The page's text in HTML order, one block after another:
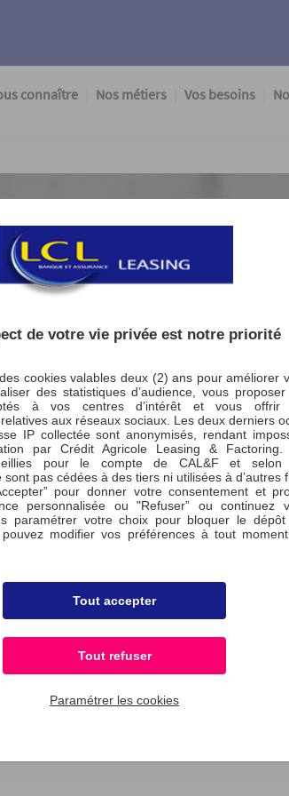
connaître Nos métiers Vos besoins
de votre vie privée est notre priorité
cookies valables deux (2) ans pour améliorer
des statistiques d’audience, vous
à vos centres d’intérêt et vous offrir
aux réseaux sociaux. Les deux derniers
IP collectée sont anonymisés, rendant
par Crédit Agricole Leasing & Factoring.
pour le compte de CAL&F et selon
sont pas cédées à des tiers ni utilisées à d’autres
pour donner votre consentement et
personnalisée ou "Refuser” ou continuez
paramétrer votre choix pour bloquer le dépôt
pouvez modifier vos préférences à tout
Tout accepter
Tout refuser
Paramétrer les cookies